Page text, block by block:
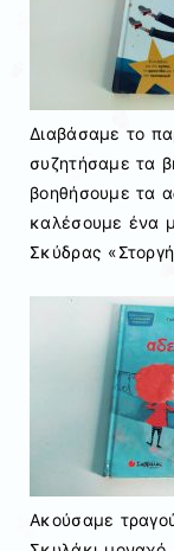
Διαβάσαμε το
συζητήσαμε τα
βοηθήσουμε τα
καλέσουμε ένα
Σκύδρας
Ακούσαμε